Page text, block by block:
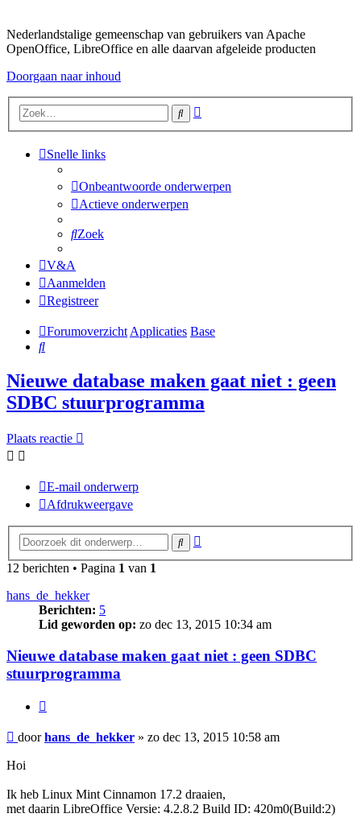
Nederlandstalige gemeenschap van gebruikers van Apache
OpenOffice, LibreOffice en alle daarvan afgeleide producten
Doorgaan naar inhoud
Zoek
Snelle links
Onbeantwoorde onderwerpen
Actieve onderwerpen
Zoek
V&A
Aanmelden
Registreer
Forumoverzicht Applicaties Base
Zoek
Nieuwe database maken gaat niet : geen
SDBC stuurprogramma
Plaats reactie
E-mail onderwerp
Afdrukweergave
Zoek
12 berichten • Pagina 1 van 1
hans_de_hekker
Berichten: 5
Lid geworden op: zo dec 13, 2015 10:34 am
Nieuwe database maken gaat niet : geen SDBC
stuurprogramma
Bericht
doorhans_de_hekker » zo dec 13, 2015 10:58 am
Hoi
Ik heb Linux Mint Cinnamon 17.2 draaien,
met daarin LibreOffice Versie: 4.2.8.2 Build ID: 420m0(Build:2)